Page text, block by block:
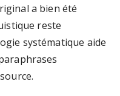
a bien été
reste
systématique aide